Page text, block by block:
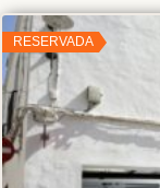
RESERVADA